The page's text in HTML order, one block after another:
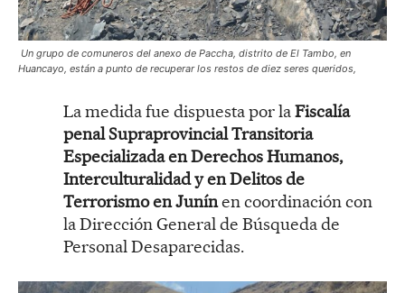
Un grupo de comuneros del anexo de Paccha, distrito de El Tambo, en
Huancayo, están a punto de recuperar los restos de diez seres queridos,
La medida fue dispuesta por laFiscalía
penal Supraprovincial Transitoria
Especializada en Derechos Humanos,
Interculturalidad y en Delitos de
Terrorismo en Junínen coordinación con
la Dirección General de Búsqueda de
Personal Desaparecidas.